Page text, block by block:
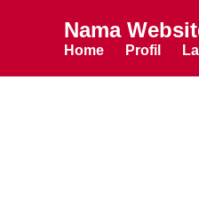
Nama
Home Profil